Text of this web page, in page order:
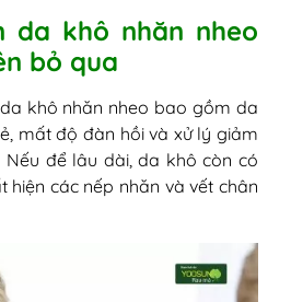
da khô nhăn nheo
bỏ qua
khô nhăn nheo bao gồm da
mất độ đàn hồi và xử lý giảm
để lâu dài, da khô còn có
hiện các nếp nhăn và vết chân